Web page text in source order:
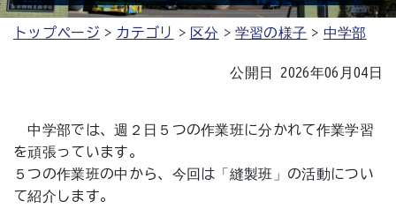
トップページ カテゴリ 区分 学習の様子 中学部
公開日 2026年06月04日
中学部では、週２日５つの作業班に分かれて作業学習
を頑張っています。
５つの作業班の中から、今回は「縫製班」の活動につい
て紹介します。